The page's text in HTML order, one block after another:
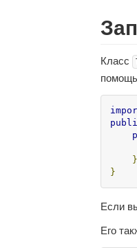
Класс
}
}
Если
Его